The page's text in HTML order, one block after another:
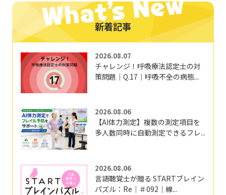
新着記事
2026.08.07
チャレンジ！呼吸療法認定士の対
策問題｜Q.17｜呼吸不全の病態...
2026.08.06
【AI体力測定】複数の測定項目を
多人数同時に自動測定できるフレ...
2026.08.06
言語聴覚士が贈る STARTブレイン
パズル：Re｜＃092｜線...